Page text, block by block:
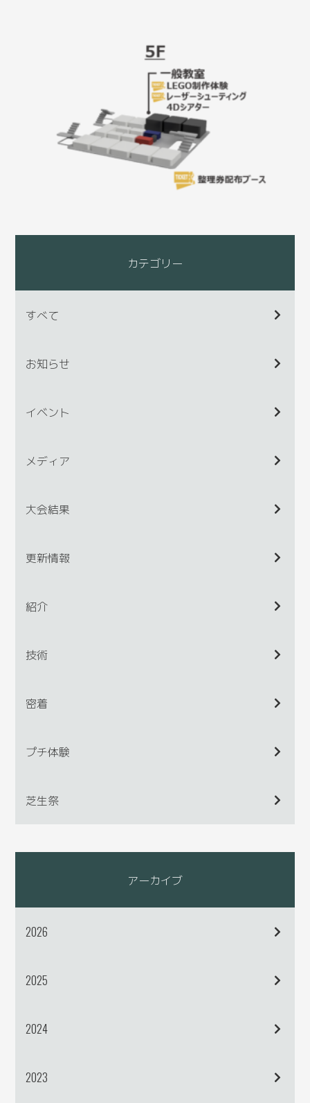
カテゴリー
すべて
お知らせ
イベント
メディア
大会結果
更新情報
紹介
技術
密着
プチ体験
芝生祭
アーカイブ
2026
2025
2024
2023